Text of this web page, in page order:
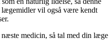
vil også være kendt
medicin, så tal med din læge